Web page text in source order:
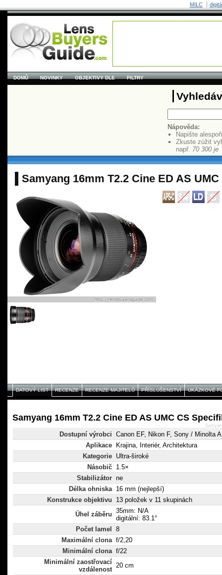
MILC
DOMŮ NOVINKY OBJEKTIVY DLE FILTRY
Nápověda:
Napište
Zkuste zúžit
např. 70 300 je
Samyang 16mm T2.2 Cine ED AS UMC
DATOVÝ LIST RECENZE RECENZE MAJITELŮ PŘÍSLUŠENSTVÍ UKÁZKOVÉ
Samyang 16mm T2.2 Cine ED AS UMC CS
Dostupní výrobci Canon EF, Nikon F, Sony / Minolta
Aplikace
Krajina, Interiér, Architektura
Kategorie Ultra-široké
Násobič 1.5×
Stabilizátor ne
Délka ohniska 16 mm (nejlepší)
Konstrukce objektivu
13 položek v 11 skupinách
Úhel záběru 35mm: N/A
digitální: 83.1°
Počet lamel
8
Maximální clona f/2,20
Minimální clona f/22
Minimální zaostřovací
vzdálenost
20 cm